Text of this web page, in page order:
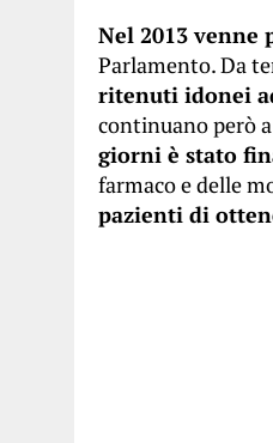
Nel 2013 venne
Parlamento. Da
ritenuti idonei
continuano però
giorni è stato
farmaco e delle
pazienti di